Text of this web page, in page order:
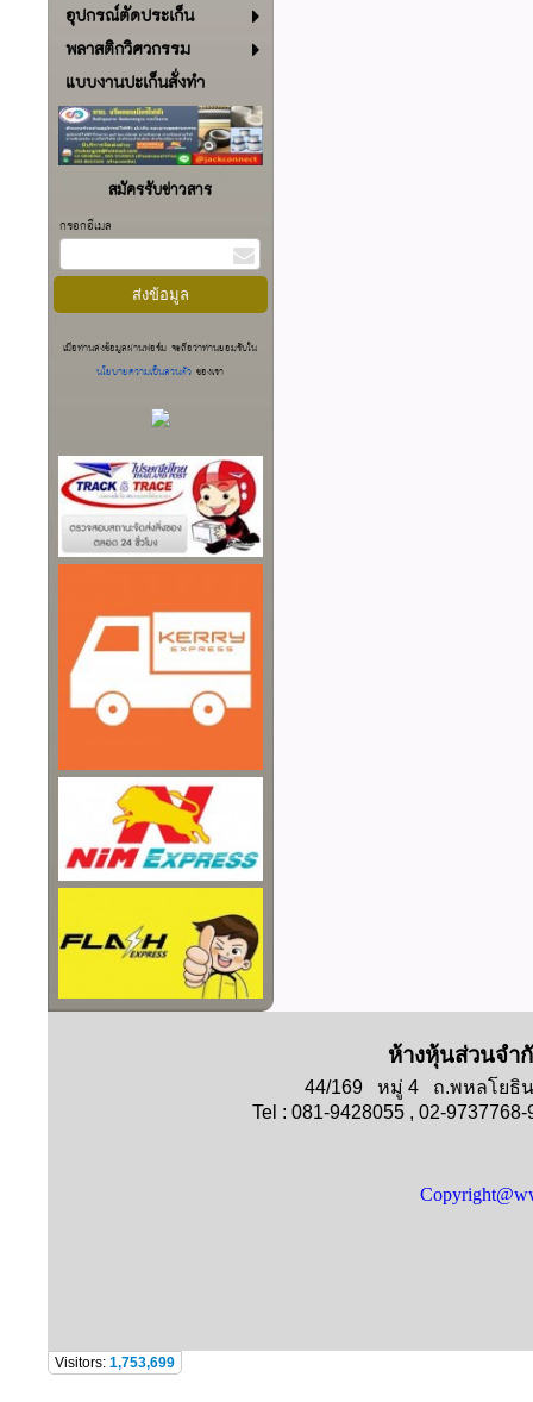
อุปกรณ์ตัดประเก็น
พลาสติกวิศวกรรม
แบบงานปะเก็นสั่งทำ
สมัครรับข่าวสาร
กรอกอีเมล
เมื่อท่านส่งข้อมูลผ่านฟอร์ม จะถือว่าท่านยอมรับใน
นโยบายความเป็นส่วนตัวของเรา
ห้างหุ้นส่วนจำ
44/169 หมู่ 4 ถ.พหลโยธิ
Tel : 081-9428055 , 02-
Visitors: 1,753,699